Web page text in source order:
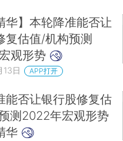
华】本轮降准能否让
复估值/机构预测
观形势
13日 APP打开
能否让银行股修复估
测2022年宏观形势
华